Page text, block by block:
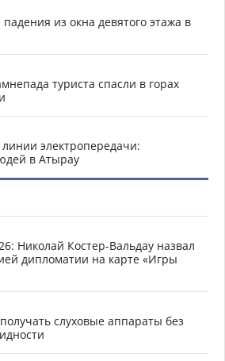
из окна девятого этажа в
туриста спасли в горах
электропередачи:
в Атырау
Николай Костер-Вальдау назвал
дипломатии на карте «Игры
слуховые аппараты без